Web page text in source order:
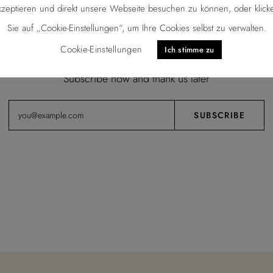
Keep up to date with our advices
Subscribe now and thank us later
und direkt unsere Webseite besuchen zu können, oder
Sie auf „Cookie-Einstellungen“, um Ihre Cookies selbst zu verwalten.
Cookie-Einstellungen
Ich stimme zu